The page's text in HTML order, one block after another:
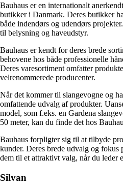
Bauhaus er en internationalt
butikker i Danmark. Deres butikker
både indendørs og udendørs
til belysning og haveudstyr.
Bauhaus er kendt for deres brede
behovene hos både professionelle
Deres varesortiment omfatter
velrenommerede producenter.
Når det kommer til slangevogne og
omfattende udvalg af produkter.
model, som f.eks. en Gardena
50 meter, kan du finde det hos
Bauhaus forpligter sig til at tilbyde
kunder. Deres brede udvalg og
dem til et attraktivt valg, når du leder
Silvan